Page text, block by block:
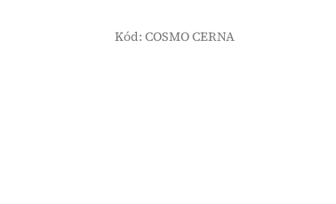
Kód: COSMO CERNA